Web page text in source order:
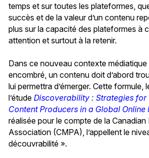
temps et sur toutes les plateformes,
succès et de la valeur d’un contenu
plus sur la capacité des plateformes à
attention et surtout à la retenir.
Dans ce nouveau contexte
encombré, un contenu doit d’abord
lui permettra d’émerger. Cette formule,
l’étude Discoverability : Strategies for
Content Producers in a Global
réalisée pour le compte de la
Association (CMPA), l’appellent le
découvrabilité ».